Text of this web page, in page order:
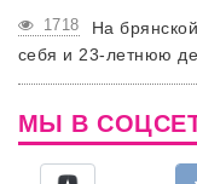
1718
На
себя и 23-летнюю
МЫ В